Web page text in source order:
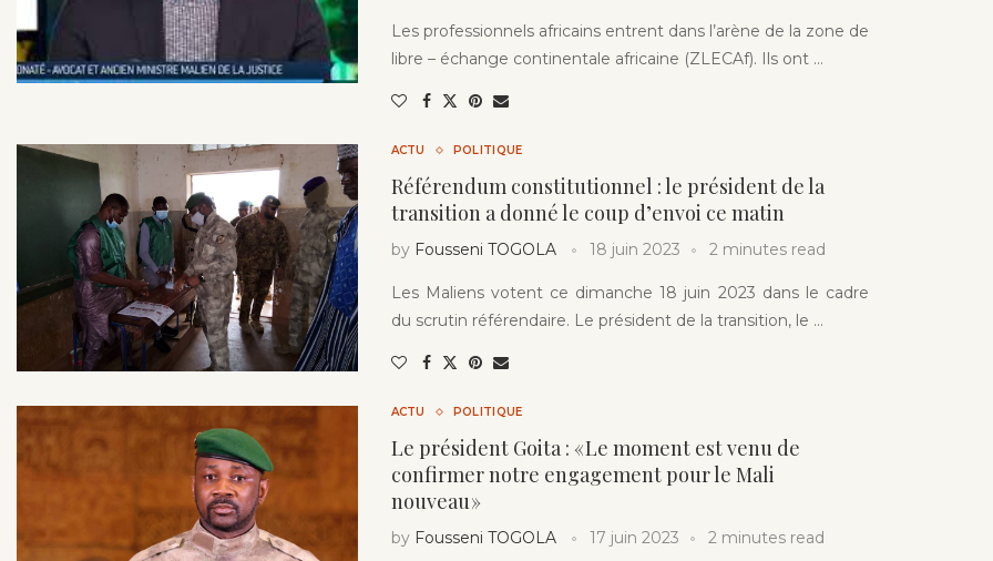
Les professionnels africains entrent dans l’arène de la zone de
libre – échange continentale africaine (ZLECAf). Ils ont …
ACTU POLITIQUE
Référendum constitutionnel : le président de la
transition a donné le coup d’envoi ce matin
by Fousseni TOGOLA 18 juin 2023 2 minutes read
Les Maliens votent ce dimanche 18 juin 2023 dans le cadre
du scrutin référendaire. Le président de la transition, le …
ACTU POLITIQUE
Le président Goita : « Le moment est venu de
confirmer notre engagement pour le Mali
nouveau »
by Fousseni TOGOLA 17 juin 2023 2 minutes read